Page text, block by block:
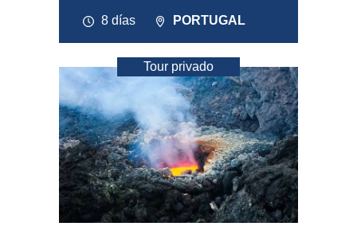
8 días PORTUGAL
Tour privado